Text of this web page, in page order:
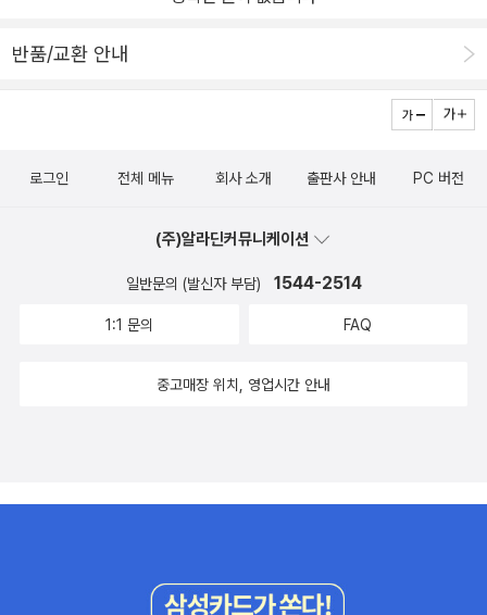
반품/교환 안내
로그인 전체 메뉴 회사 소개 출판사 안내 PC 버전
(주)알라딘커뮤니케이션
일반문의 (발신자 부담) 1544-2514
1:1 문의 FAQ
중고매장 위치, 영업시간 안내